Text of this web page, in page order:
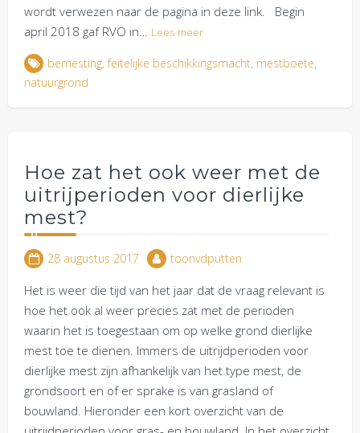
wordt verwezen naar de pagina in deze link. Begin
april 2018 gaf RVO in… Lees meer
bemesting,feitelijke beschikkingsmacht, mestboete,
natuurgrond
Hoe zat het ook weer met de
uitrijperioden voor dierlijke
mest?
28 augustus 2017 toonvdputten
Het is weer die tijd van het jaar dat de vraag relevant is
hoe het ook al weer precies zat met de perioden
waarin het is toegestaan om op welke grond dierlijke
mest toe te dienen. Immers de uitrijdperioden voor
dierlijke mest zijn afhankelijk van het type mest, de
grondsoort en of er sprake is van grasland of
bouwland. Hieronder een kort overzicht van de